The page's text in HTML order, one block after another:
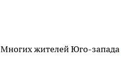
Многих жителей Юго-запада